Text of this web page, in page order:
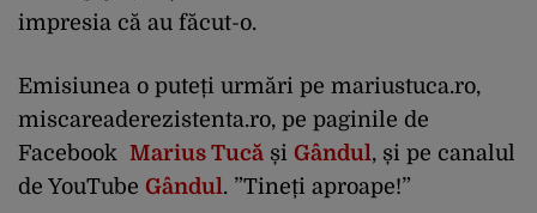
impresia că au făcut-o.
Emisiunea o puteți urmări pe mariustuca.ro,
miscareaderezistenta.ro, pe paginile de
Facebook Marius Tucă și Gândul, și pe canalul
de YouTube Gândul. ”Tineți aproape!”